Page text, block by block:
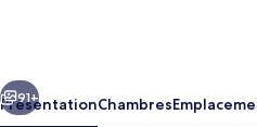
Suivant
91+
PrésentationChambres